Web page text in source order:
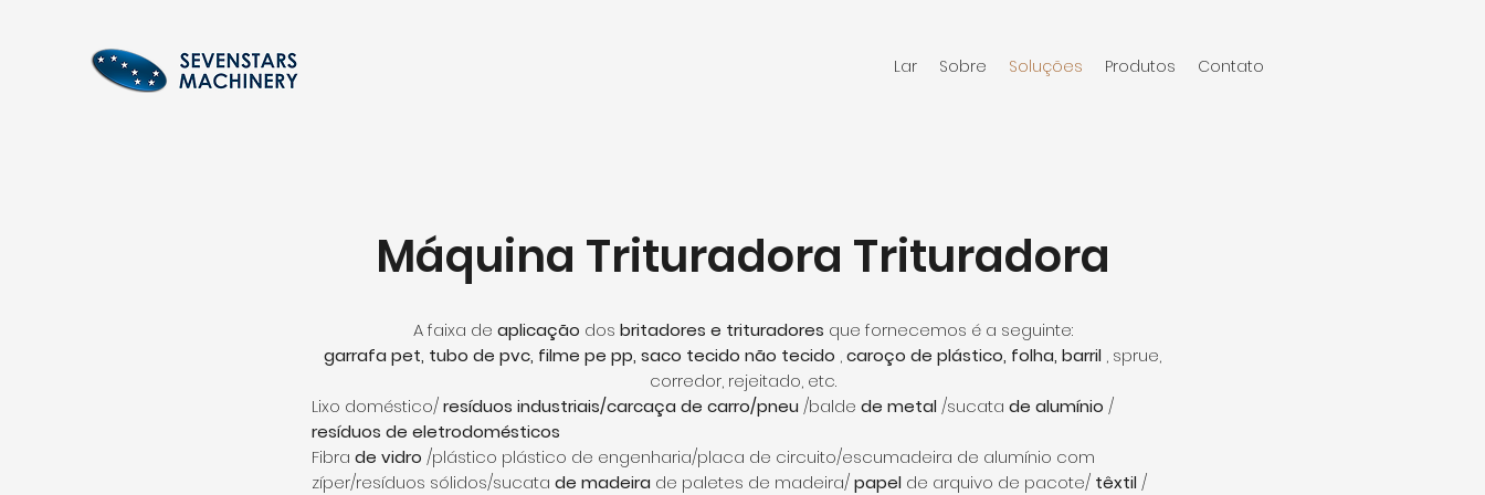
Lar Sobre Soluções Produtos Contato
Máquina Trituradora Trituradora
A faixa de aplicação dos britadores e trituradores que fornecemos é a seguinte:
garrafa pet, tubo de pvc, filme pe pp, saco tecido não tecido ,caroço de plástico, folha, barril , sprue,
corredor, rejeitado, etc.
Lixo doméstico/resíduos industriais/carcaça de carro/pneu /balde de metal /sucata de alumínio /
resíduos de eletrodomésticos
Fibra de vidro /plástico plástico de engenharia/placa de circuito/escumadeira de alumínio com
zíper/resíduos sólidos/sucata de madeira de paletes de madeira/papel de arquivo de pacote/ têxtil /